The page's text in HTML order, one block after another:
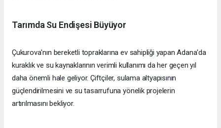
Tarımda Su Endişesi Büyüyor
Çukurova'nın bereketli topraklarına ev sahipliği yapan Adana'da
kuraklık ve su kaynaklarının verimli kullanımı da her geçen yıl
daha önemli hale geliyor. Çiftçiler, sulama altyapısının
güçlendirilmesini ve su tasarrufuna yönelik projelerin
artırılmasını bekliyor.